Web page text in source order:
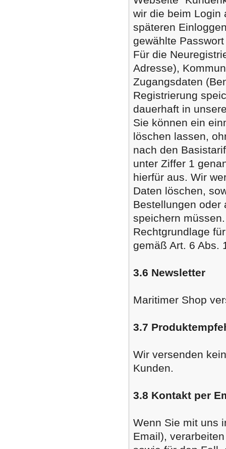
wir die beim Login
späteren
gewählte
Für die
Adresse),
Zugangsdaten
Registrierung
dauerhaft in
Sie können ein
löschen lassen,
nach den
unter Ziffer 1
hierfür aus. Wir
Daten löschen,
Bestellungen oder
speichern müssen.
Rechtgrundlage
gemäß Art. 6 Abs.
3.6 Newsletter
Maritimer Shop
3.7
Wir versenden
Kunden.
3.8 Kontakt per
Wenn Sie mit uns
Email),